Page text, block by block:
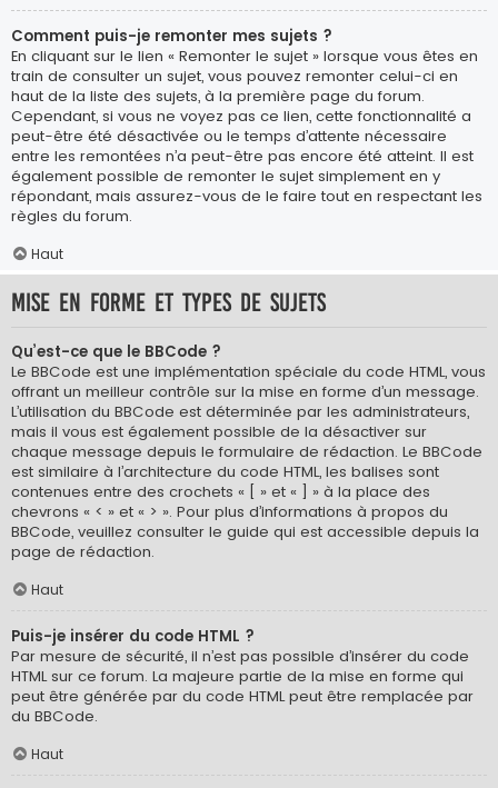
Comment puis-je remonter mes sujets ?
En cliquant sur le lien « Remonter le sujet » lorsque vous êtes en
train de consulter un sujet, vous pouvez remonter celui-ci en
haut de la liste des sujets, à la première page du forum.
Cependant, si vous ne voyez pas ce lien, cette fonctionnalité a
peut-être été désactivée ou le temps d’attente nécessaire
entre les remontées n’a peut-être pas encore été atteint. Il est
également possible de remonter le sujet simplement en y
répondant, mais assurez-vous de le faire tout en respectant les
règles du forum.
Haut
Mise en forme et types de sujets
Qu’est-ce que le BBCode ?
Le BBCode est une implémentation spéciale du code HTML, vous
offrant un meilleur contrôle sur la mise en forme d’un message.
L’utilisation du BBCode est déterminée par les administrateurs,
mais il vous est également possible de la désactiver sur
chaque message depuis le formulaire de rédaction. Le BBCode
est similaire à l’architecture du code HTML, les balises sont
contenues entre des crochets « [ » et « ] » à la place des
chevrons « < » et « > ». Pour plus d’informations à propos du
BBCode, veuillez consulter le guide qui est accessible depuis la
page de rédaction.
Haut
Puis-je insérer du code HTML ?
Par mesure de sécurité, il n’est pas possible d’insérer du code
HTML sur ce forum. La majeure partie de la mise en forme qui
peut être générée par du code HTML peut être remplacée par
du BBCode.
Haut